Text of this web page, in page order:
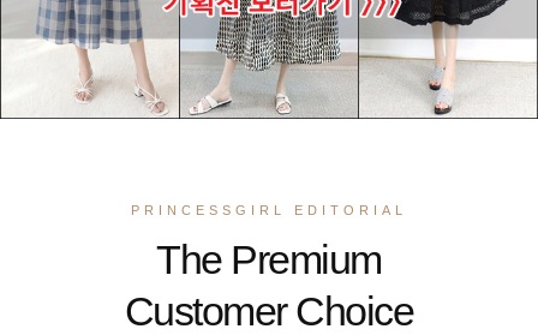
PRINCESSGIRL EDITORIAL
The Premium
Customer Choice